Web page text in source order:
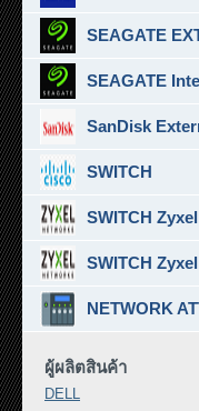
SEAGATE
SEAGATE
SanDisk
SWITCH
SWITCH
SWITCH
NETWORK
ผู้ผลิตสินค้า
DELL